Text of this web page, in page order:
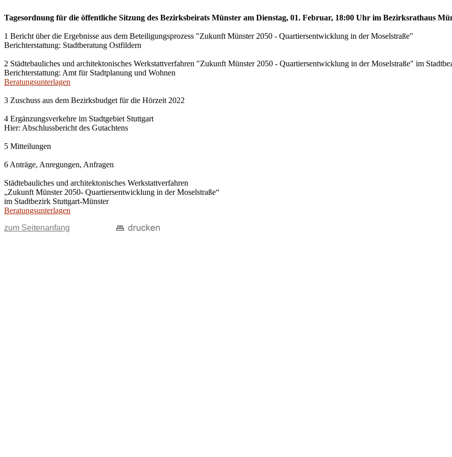
Tagesordnung für die öffentliche Sitzung des Bezirksbeirats Münster am Dienstag, 01. Februar, 18:00 Uhr im Bezirksrathaus
1 Bericht über die Ergebnisse aus dem Beteiligungsprozess "Zukunft Münster 2050 - Quartiersentwicklung in der Moselstraße"
Berichterstattung: Stadtberatung Ostfildern
2 Städtebauliches und architektonisches Werkstattverfahren "Zukunft Münster 2050 - Quartiersentwicklung in der Moselstraße" im
Berichterstattung: Amt für Stadtplanung und Wohnen
Beratungsunterlagen
3 Zuschuss aus dem Bezirksbudget für die Hörzeit 2022
4 Ergänzungsverkehre im Stadtgebiet Stuttgart
Hier: Abschlussbericht des Gutachtens
5 Mitteilungen
6 Anträge, Anregungen, Anfragen
Städtebauliches und architektonisches Werkstattverfahren
„Zukunft Münster 2050- Quartiersentwicklung in der Moselstraße“
im Stadtbezirk Stuttgart-Münster
Beratungsunterlagen
zum Seitenanfang